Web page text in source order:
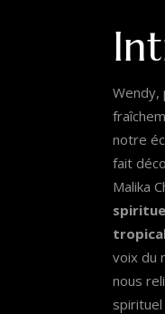
notre
fait
Malika
voix du
nous